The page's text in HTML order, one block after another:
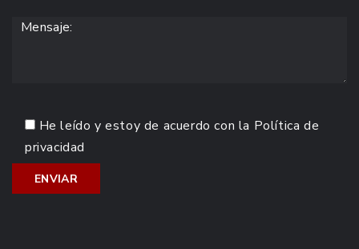
He leído y estoy de acuerdo con la Política de
privacidad